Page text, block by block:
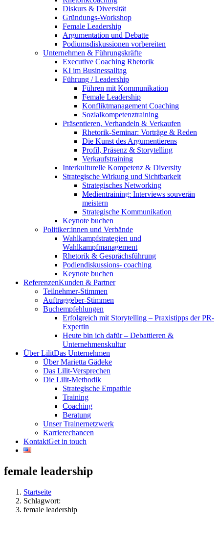
Diskurs & Diversität
Gründungs-Workshop
Female Leadership
Argumentation und Debatte
Podiumsdiskussionen vorbereiten
Unternehmen & Führungskräfte
Executive Coaching Rhetorik
KI im Businessalltag
Führung / Leadership
Führen mit Kommunikation
Female Leadership
Konfliktmanagement Coaching
Sozialkompetenztraining
Präsentieren, Verhandeln & Verkaufen
Rhetorik-Seminar: Vorträge & Reden
Die Kunst des Argumentierens
Profil, Präsenz & Storytelling
Verkaufstraining
Interkulturelle Kompetenz & Diversity
Strategische Wirkung und Sichtbarkeit
Strategisches Networking
Medientraining: Interviews souverän
meistern
Strategische Kommunikation
Keynote buchen
Politiker:innen und Verbände
Wahlkampfstrategien und
Wahlkampfmanagement
Rhetorik & Gesprächsführung
Podiendiskussions- coaching
Keynote buchen
ReferenzenKunden & Partner
Teilnehmer-Stimmen
Auftraggeber-Stimmen
Buchempfehlungen
Erfolgreich mit Storytelling – Praxistipps der PR-
Expertin
Heute bin ich dafür – Debattieren &
Unternehmenskultur
Über LilitDas Unternehmen
Über Marietta Gädeke
Das Lilit-Versprechen
Die Lilit-Methodik
Strategische Empathie
Training
Coaching
Beratung
Unser Trainernetzwerk
Karrierechancen
KontaktGet in touch
female leadership
Startseite
Schlagwort:
female leadership